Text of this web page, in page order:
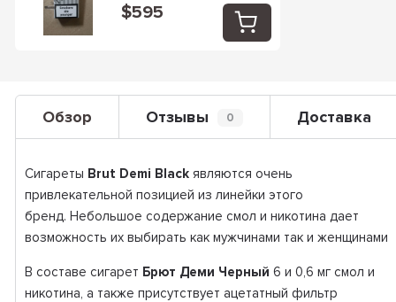
$595
Обзор Отзывы 0 Доставка
Сигареты Brut Demi Blackявляются очень
привлекательной позицией из линейки этого
бренд. Небольшое содержание смол и никотина дает
возможность их выбирать как мужчинами так и женщинами
В составе сигарет Брют Деми Черный 6 и 0,6 мг смол и
никотина, а также присутствует ацетатный фильтр